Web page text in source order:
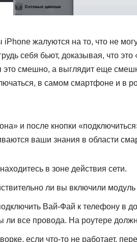
жалуются на то, что не
себя бьют, доказывая, что
это смешно, а выглядит еще
в самом смартфоне и в
и после кнопки
ваши знания в области
в зоне действия сети.
ли вы включили
Вай-Фай к телефону в
ли все провода. На роутере
если что-то не работает,